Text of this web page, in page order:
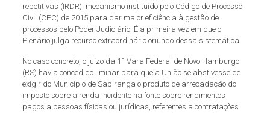
repetitivas (IRDR), mecanismo instituído pelo Código de Processo
Civil (CPC) de 2015 para dar maior eficiência à gestão de
processos pelo Poder Judiciário. É a primeira vez em que o
Plenário julga recurso extraordinário oriundo dessa sistemática.
No caso concreto, o juízo da 1ª Vara Federal de Novo Hamburgo
(RS) havia concedido liminar para que a União se abstivesse de
exigir do Município de Sapiranga o produto de arrecadação do
imposto sobre a renda incidente na fonte sobre rendimentos
pagos a pessoas físicas ou jurídicas, referentes a contratações